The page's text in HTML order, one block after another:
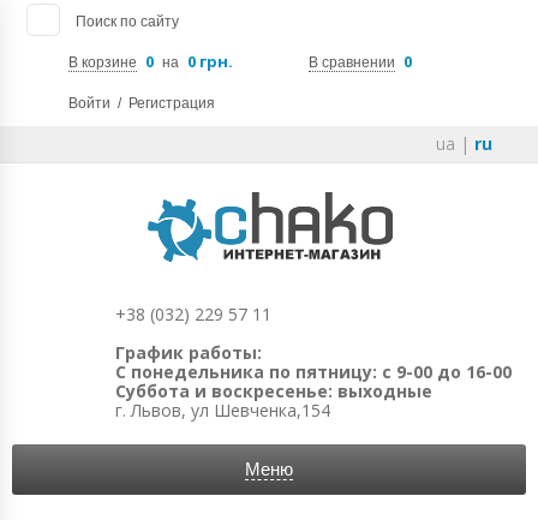
Поиск по сайту
В корзине 0 на 0 грн. В сравнении 0
Войти / Регистрация
ua | ru
+38 (032) 229 57 11
График работы:
С понедельника по пятницу: с 9-00 до 16-00
Суббота и воскресенье: выходные
г. Львов, ул Шевченка,154
Меню